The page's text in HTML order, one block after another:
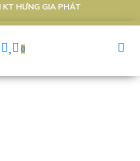
HƯNG GIA PHÁT
0